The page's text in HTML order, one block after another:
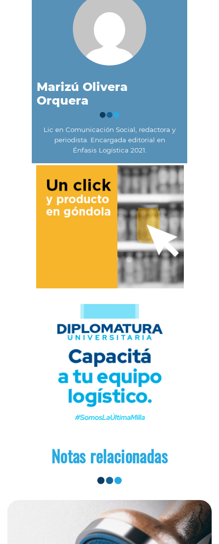
Marizú Olivera
Orquera
Lic en Comunicación Social, redactora y
periodista. Encargada editorial en
Énfasis Logística 2021.
Notas relacionadas